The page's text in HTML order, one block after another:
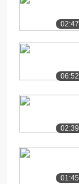
02:47
06:52
02:39
01:45